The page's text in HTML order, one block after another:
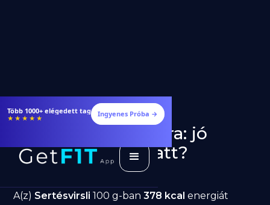
Több 1000+ elégedett tag
★★★★★ Ingyenes Próba →
Sertésvirsli fogyásra: jó
választás diéta alatt?
A(z) Sertésvirsli 100 g-ban378 kcal energiát